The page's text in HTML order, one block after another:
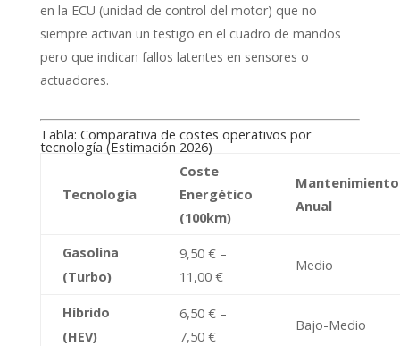
en la ECU (unidad de control del motor) que no
siempre activan un testigo en el cuadro de mandos
pero que indican fallos latentes en sensores o
actuadores.
Tabla: Comparativa de costes operativos por
tecnología (Estimación 2026)
Tecnología
Coste
Energético
(100km)
Mantenimiento
Anual
Gasolina
(Turbo)
9,50 € –
11,00 €
Medio
Híbrido
(HEV)
6,50 € –
7,50 €
Bajo-Medio